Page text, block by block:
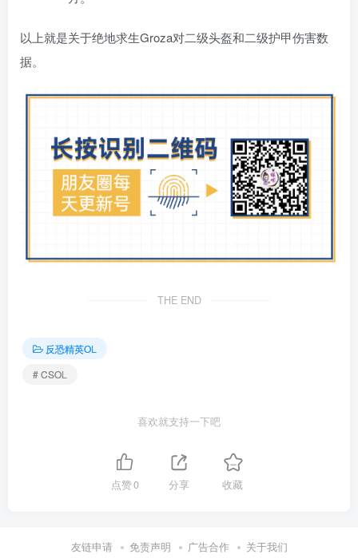
以上就是关于绝地求生Groza对二级头盔和二级护甲伤害数
据。
THE END
反恐精英OL
# CSOL
喜欢就支持一下吧
点赞0 分享 收藏
友链申请 免责声明 广告合作 关于我们